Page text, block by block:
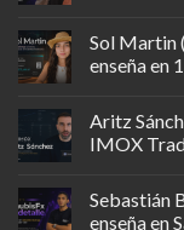
Sol Martin
enseña en
Aritz
IMOX
Sebastián
enseña en